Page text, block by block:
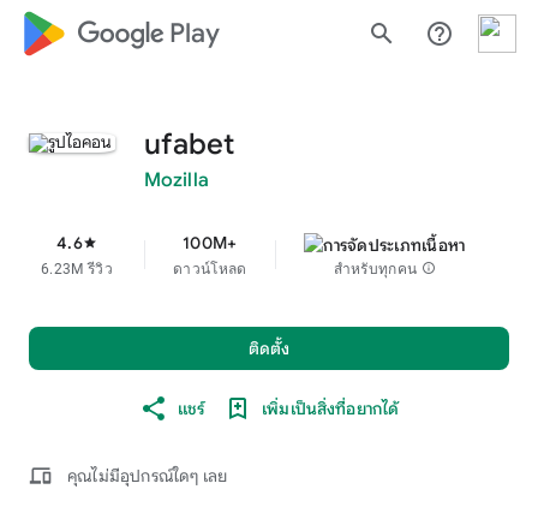
google_logo Play search help_outline
ufabet
Mozilla
4.6star
6.23M รีวิว
100M+
ดาวน์โหลด สำหรับทุกคน info
ติดตั้ง
แชร์ เพิ่มเป็นสิ่งที่อยากได้
devices คุณไม่มีอุปกรณ์ใดๆ เลย